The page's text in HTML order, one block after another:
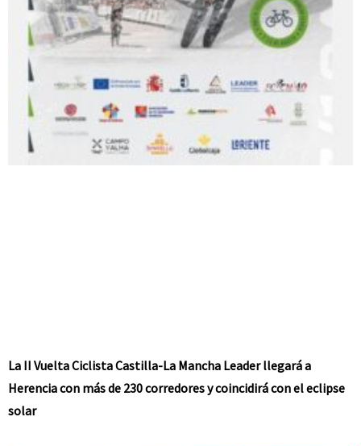
La II Vuelta Ciclista Castilla-La Mancha Leader llegará a
Herencia con más de 230 corredores y coincidirá con el eclipse
solar